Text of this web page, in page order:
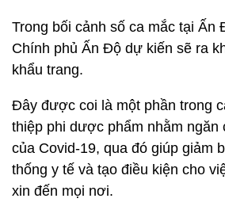
Trong bối cảnh số ca mắc tại Ấn
Chính phủ Ấn Độ dự kiến sẽ ra
khẩu trang.
Đây được coi là một phần trong
thiệp phi dược phẩm nhằm ngăn
của Covid-19, qua đó giúp giảm
thống y tế và tạo điều kiện cho
xin đến mọi nơi.